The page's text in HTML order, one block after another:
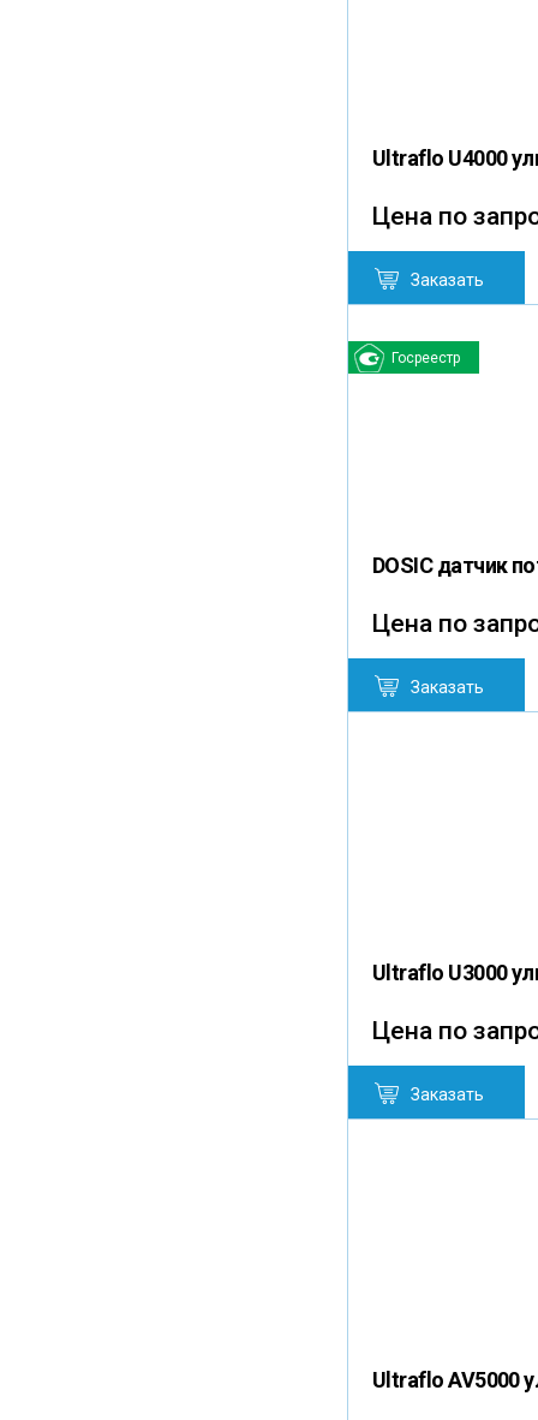
Ultraflo U4000
Цена по
Заказать
Госреестр
DOSIC датчик
Цена по
Заказать
Ultraflo U3000
Цена по
Заказать
Ultraflo AV5000